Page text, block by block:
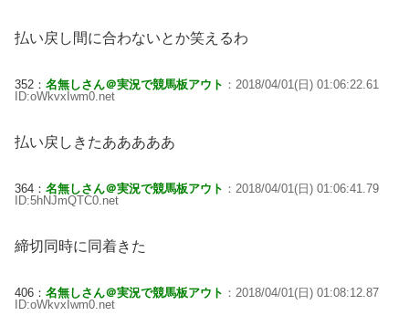
払い戻し間に合わないとか笑えるわ
352： 名無しさん＠実況で競馬板アウト ：2018/04/01(日) 01:06:22.61
ID:oWkvxIwm0.net
払い戻しきたあああああ
364： 名無しさん＠実況で競馬板アウト ：2018/04/01(日) 01:06:41.79
ID:5hNJmQTC0.net
締切同時に同着きた
406： 名無しさん＠実況で競馬板アウト ：2018/04/01(日) 01:08:12.87
ID:oWkvxIwm0.net